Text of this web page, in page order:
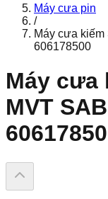
Máy cưa pin
/
Máy cưa
606178500
Máy cưa
MVT